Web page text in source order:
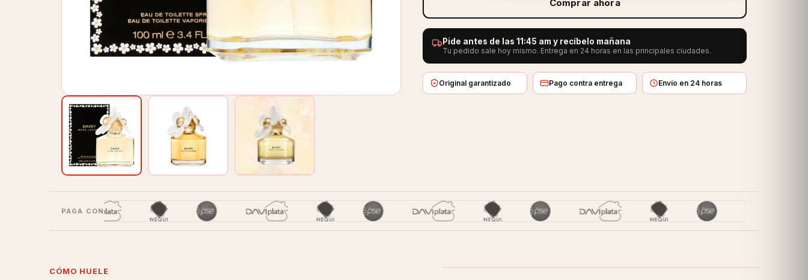
Comprar ahora
Pide antes de las 11:45 am y recíbelo mañana
Tu pedido sale hoy mismo. Entrega en 24 horas en las principales ciudades.
Original garantizado Pago contra entrega Envío en 24 horas
PAGA CON
CÓMO HUELE